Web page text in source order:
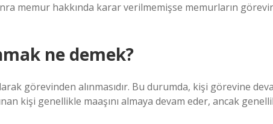
memur hakkında karar verilmemişse memurların
ne demek?
görevinden alınmasıdır. Bu durumda, kişi görevine
kişi genellikle maaşını almaya devam eder, ancak